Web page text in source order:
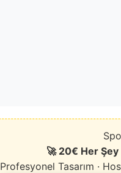
🚀 20€ Her
Profesyonel Tasarım ·